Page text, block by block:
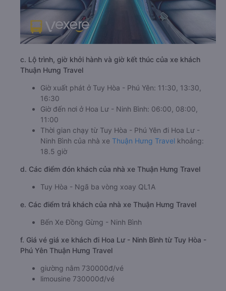
c. Lộ trình, giờ khởi hành và giờ kết thúc của xe khách
Thuận Hưng Travel
Giờ xuất phát ở Tuy Hòa - Phú Yên: 11:30, 13:30,
16:30
Giờ đến nơi ở Hoa Lư - Ninh Bình: 06:00, 08:00,
11:00
Thời gian chạy từ Tuy Hòa - Phú Yên đi Hoa Lư -
Ninh Bình của nhà xe Thuận Hưng Travel khoảng:
18.5 giờ
d. Các điểm đón khách của nhà xe Thuận Hưng Travel
Tuy Hòa - Ngã ba vòng xoay QL1A
e. Các điểm trả khách của nhà xe Thuận Hưng Travel
Bến Xe Đồng Gừng - Ninh Bình
f. Giá vé giá xe khách đi Hoa Lư - Ninh Bình từ Tuy Hòa -
Phú Yên Thuận Hưng Travel
giường nằm 730000đ/vé
limousine 730000đ/vé